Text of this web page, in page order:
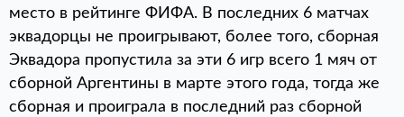
место в рейтинге ФИФА. В последних 6 матчах
эквадорцы не проигрывают, более того, сборная
Эквадора пропустила за эти 6 игр всего 1 мяч от
сборной Аргентины в марте этого года, тогда же
сборная и проиграла в последний раз сборной